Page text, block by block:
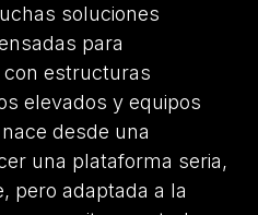
soluciones
para
estructuras
elevados y equipos
desde una
una plataforma seria,
pero adaptada a la